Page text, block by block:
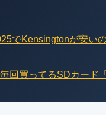
でKensingtonが安い
回買ってるSDカード